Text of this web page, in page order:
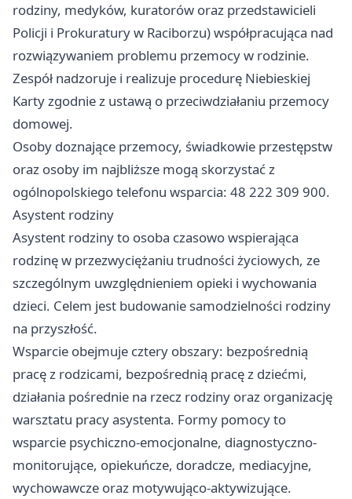
rodziny, medyków, kuratorów oraz przedstawicieli
Policji i Prokuratury w Raciborzu) współpracująca nad
rozwiązywaniem problemu przemocy w rodzinie.
Zespół nadzoruje i realizuje procedurę Niebieskiej
Karty zgodnie z ustawą o przeciwdziałaniu przemocy
domowej.
Osoby doznające przemocy, świadkowie przestępstw
oraz osoby im najbliższe mogą skorzystać z
ogólnopolskiego telefonu wsparcia: 48 222 309 900.
Asystent rodziny
Asystent rodziny to osoba czasowo wspierająca
rodzinę w przezwyciężaniu trudności życiowych, ze
szczególnym uwzględnieniem opieki i wychowania
dzieci. Celem jest budowanie samodzielności rodziny
na przyszłość.
Wsparcie obejmuje cztery obszary: bezpośrednią
pracę z rodzicami, bezpośrednią pracę z dziećmi,
działania pośrednie na rzecz rodziny oraz organizację
warsztatu pracy asystenta. Formy pomocy to
wsparcie psychiczno-emocjonalne, diagnostyczno-
monitorujące, opiekuńcze, doradcze, mediacyjne,
wychowawcze oraz motywująco-aktywizujące.